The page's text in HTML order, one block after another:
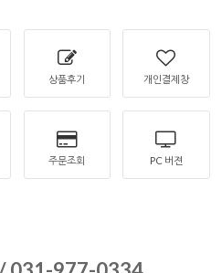
상품후기 개인결제창
주문조회 PC 버젼